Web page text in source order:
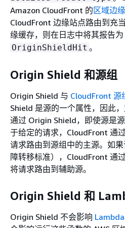
Amazon CloudFront 的区域边
CloudFront 边缘站点路由到充
缘缓存，则在日志中将其报告为
OriginShieldHit 。
Origin Shield 和源组
Origin Shield 与 CloudFront 源
Shield 是源的一个属性，因此
通过 Origin Shield，即使源是
于给定的请求，CloudFront 通
请求路由到源组中的主源。如
障转移标准），CloudFront 通
将请求路由到辅助源。
Origin Shield 和
Origin Shield 不会影响